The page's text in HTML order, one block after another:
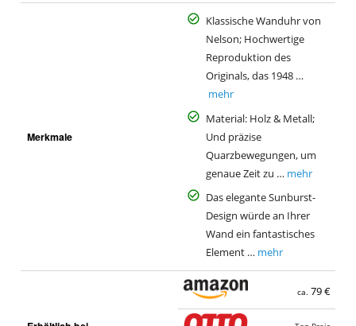
Merkmale
Klassische Wanduhr von
Nelson; Hochwertige
Reproduktion des
Originals, das 1948 …
mehr
Material: Holz & Metall;
Und präzise
Quarzbewegungen, um
genaue Zeit zu … mehr
Das elegante Sunburst-
Design würde an Ihrer
Wand ein fantastisches
Element … mehr
ca. 79 €